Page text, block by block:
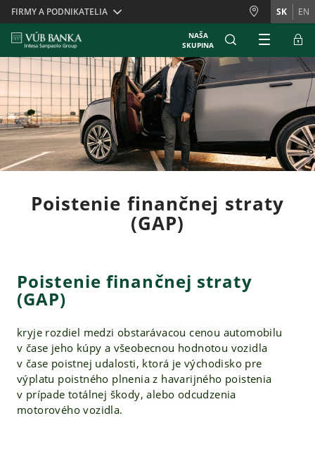
Skiplinks
FIRMY A PODNIKATELIA SK EN
NAŠA
SKUPINA
Poistenie finančnej straty
(GAP)
Poistenie finančnej straty
(GAP)
kryje rozdiel medzi obstarávacou cenou automobilu
v čase jeho kúpy a všeobecnou hodnotou vozidla
v čase poistnej udalosti, ktorá je východisko pre
výplatu poistného plnenia z havarijného poistenia
v prípade totálnej škody, alebo odcudzenia
motorového vozidla.